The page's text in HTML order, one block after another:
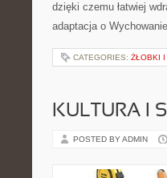
dzięki czemu łatwiej
adaptacja o
CATEGORIES: ŻŁOBKI I
KULTURA I
POSTED BY ADMIN